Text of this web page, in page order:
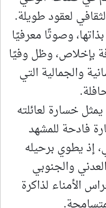
لعقود طويلة.
وصوتًا معرفيًا
بإخلاص، وظل وفيًا
والجمالية التي
خسارة لعائلته
فادحة للمشهد
إذ يطوي برحيله
والجنوبي
الأمناء لذاكرة